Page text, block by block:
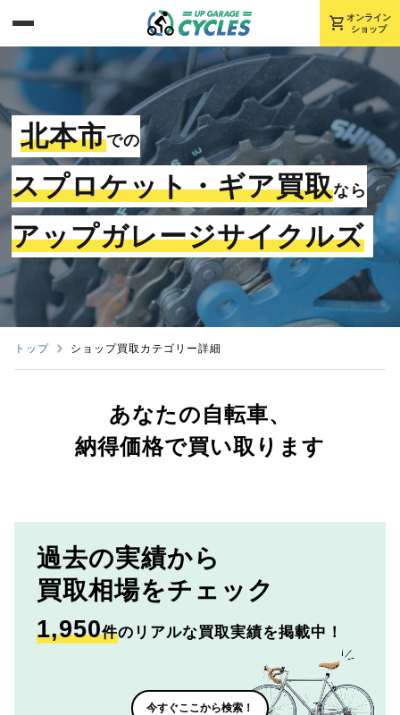
shopping_cart オンライン
ショップ
北本市での
スプロケット・ギア買取なら
アップガレージサイクルズ
トップ ショップ買取カテゴリー詳細
あなたの自転車、
納得価格で買い取ります
過去の実績から
買取相場をチェック
1,950件のリアルな買取実績を掲載中！
今すぐここから検索！